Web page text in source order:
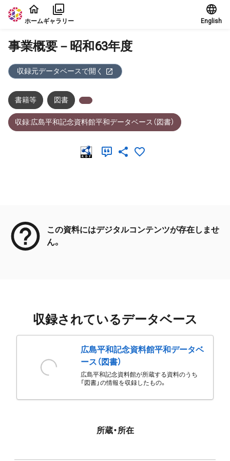
本文に飛ぶ
ホームギャラリー English
事業概要－昭和63年度
収録元データベースで開く
書籍等 図書
収録:広島平和記念資料館平和データベース（図書）
この資料にはデジタルコンテンツが存在しませ
ん。
収録されているデータベース
広島平和記念資料館平和データベ
ース（図書）
広島平和記念資料館が所蔵する資料のうち
「図書」の情報を収録したもの。
所蔵・所在